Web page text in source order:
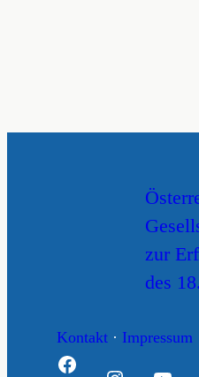
zur
des
Kontakt · Impressum
Facebook